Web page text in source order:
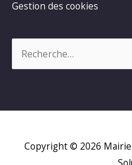
Gestion des cookies
Copyright © 2026